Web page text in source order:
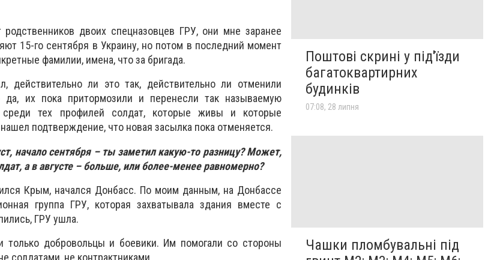
двоих спецназовцев ГРУ, они мне заранее
15-го сентября в Украину, но потом в последний момент
фамилии, имена, что за бригада.
действительно ли это так, действительно ли отменили
их пока притормозили и перенесли так называемую
тех профилей солдат, которые живы и которые
подтверждение, что новая засылка пока отменяется.
начало сентября – ты заметил какую-то разницу? Может,
а в августе – больше, или более-менее равномерно?
Крым, начался Донбасс. По моим данным, на Донбассе
группа ГРУ, которая захватывала здания вместе с
ГРУ ушла.
только добровольцы и боевики. Им помогали со стороны
солдатами, не контрактниками.
Поштові скрині у під'їзди
багатоквартирних
будинків
07:08, 28 липня
Чашки пломбувальні під